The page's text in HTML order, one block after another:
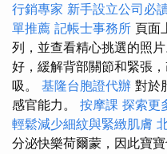
行銷專家 新手設立公司必
單推薦 記帳士事務所 頁面
列，並查看精心挑選的照
好，緩解背部關節和緊張
吸。 基隆台胞證代辦 對於
感官能力。 按摩課 探索更
輕鬆減少細紋與緊緻肌膚
分泌快樂荷爾蒙，因此寶